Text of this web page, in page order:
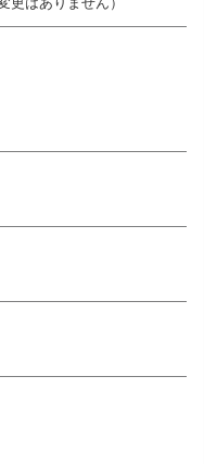
祥堂グループ。賞与年2回・
制度など、ライフステージ
年間休日は120日、残業代
店の顔”として、スイーツが
りの環境です。